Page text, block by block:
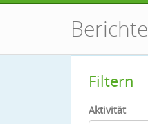
Berichte
Filtern
Aktivität